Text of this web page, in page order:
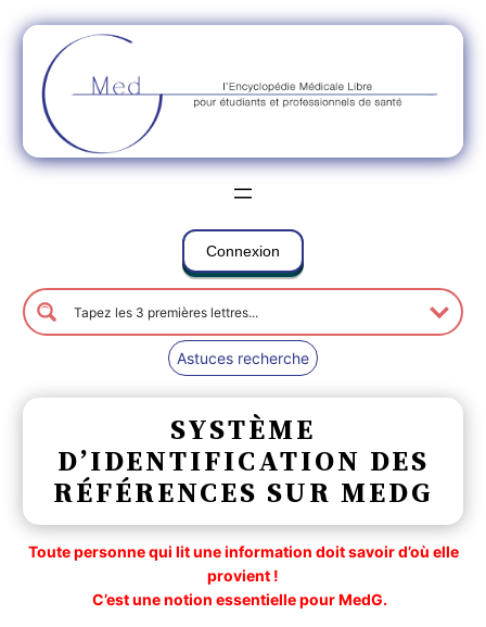
Connexion
Astuces recherche
SYSTÈME
D’IDENTIFICATION DES
RÉFÉRENCES SUR MEDG
Toute personne qui lit une information doit savoir d’où elle
provient !
C’est une notion essentielle pour MedG.